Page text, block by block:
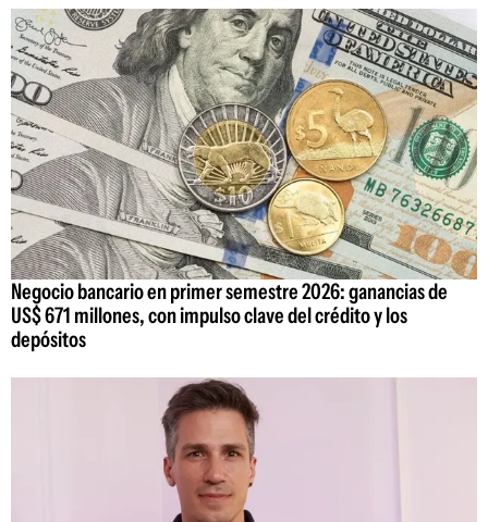
Negocio bancario en primer semestre 2026: ganancias de
US$ 671 millones, con impulso clave del crédito y los
depósitos